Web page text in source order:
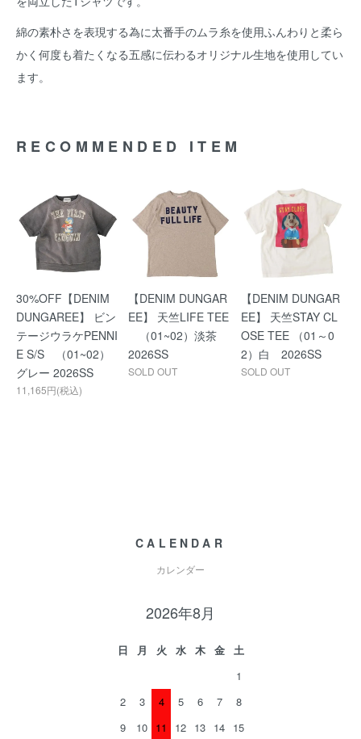
綿の素朴さを表現する為に太番手のムラ糸を使用ふんわりと柔ら
かく何度も着たくなる五感に伝わるオリジナル生地を使用してい
ます。
RECOMMENDED ITEM
30%OFF【DENIM
DUNGAREE】 ビン
テージウラケPENNI
E S/S （01~02）
グレー 2026SS
11,165円(税込)
【DENIM DUNGAR
EE】 天竺LIFE TEE
（01~02）淡茶
2026SS
SOLD OUT
【DENIM DUNGAR
EE】 天竺STAY CL
OSE TEE （01～0
2）白 2026SS
SOLD OUT
CALENDAR
カレンダー
2026年8月
日 月 火 水 木 金
土
1
2
3 4 5 6 7
8
9
10 11 12 13 14 15